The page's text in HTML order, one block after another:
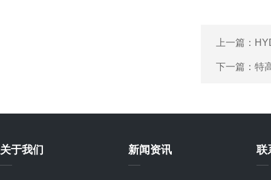
上一篇：
下一篇： 特
关于我们 新闻资讯 联